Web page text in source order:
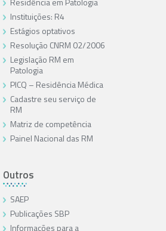
Instituições: R4
Estágios optativos
Resolução CNRM 02/2006
Legislação RM em
Patologia
PICQ – Residência Médica
Cadastre seu serviço de
RM
Matriz de competência
Painel Nacional das RM
Outros
SAEP
Publicações SBP
Informações para a